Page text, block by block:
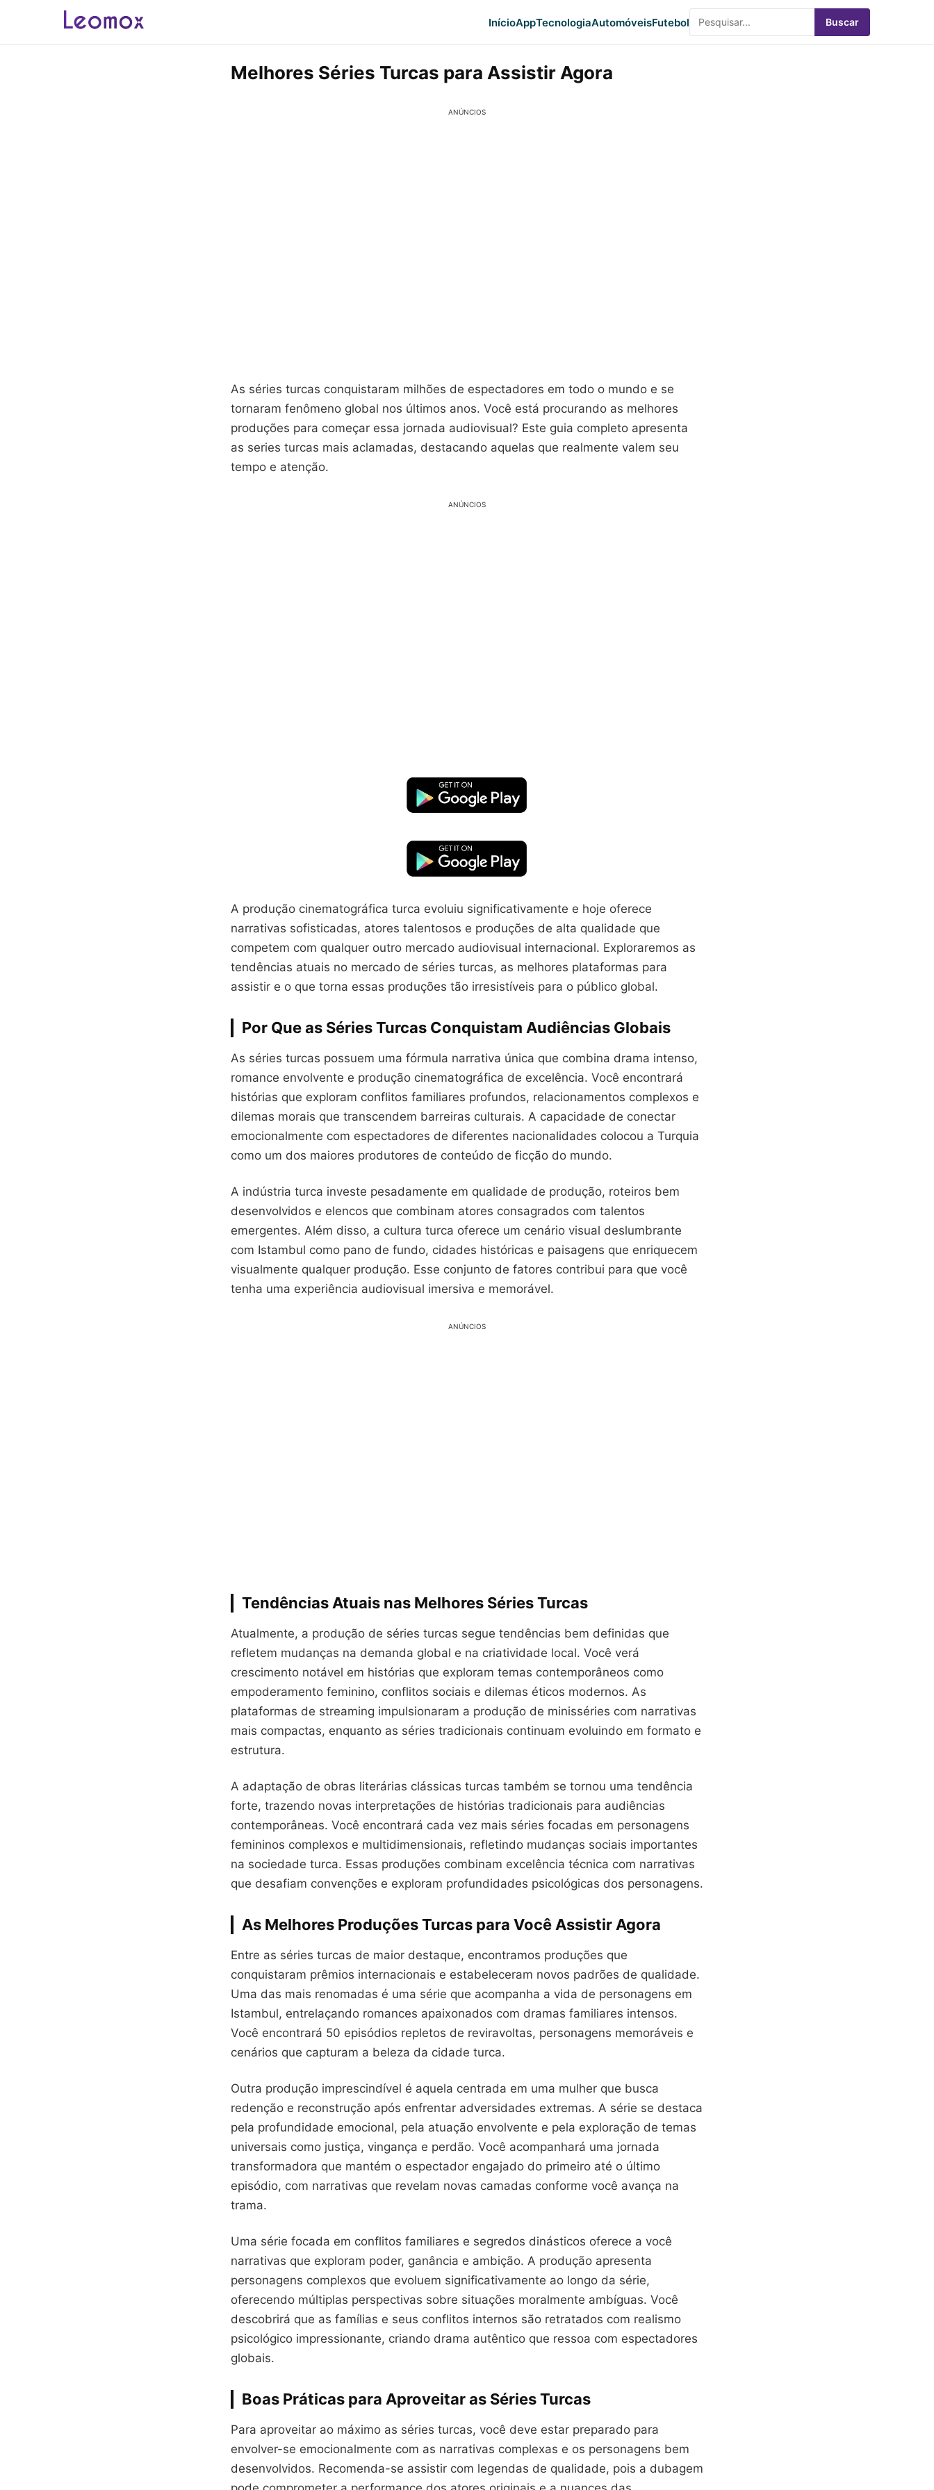
InícioAppTecnologiaAutomóveisFutebol Buscar
Melhores Séries Turcas para Assistir Agora
ANÚNCIOS
As séries turcas conquistaram milhões de espectadores em todo o mundo e se
tornaram fenômeno global nos últimos anos. Você está procurando as melhores
produções para começar essa jornada audiovisual? Este guia completo apresenta
as series turcas mais aclamadas, destacando aquelas que realmente valem seu
tempo e atenção.
ANÚNCIOS
A produção cinematográfica turca evoluiu significativamente e hoje oferece
narrativas sofisticadas, atores talentosos e produções de alta qualidade que
competem com qualquer outro mercado audiovisual internacional. Exploraremos as
tendências atuais no mercado de séries turcas, as melhores plataformas para
assistir e o que torna essas produções tão irresistíveis para o público global.
Por Que as Séries Turcas Conquistam Audiências Globais
As séries turcas possuem uma fórmula narrativa única que combina drama intenso,
romance envolvente e produção cinematográfica de excelência. Você encontrará
histórias que exploram conflitos familiares profundos, relacionamentos complexos e
dilemas morais que transcendem barreiras culturais. A capacidade de conectar
emocionalmente com espectadores de diferentes nacionalidades colocou a Turquia
como um dos maiores produtores de conteúdo de ficção do mundo.
A indústria turca investe pesadamente em qualidade de produção, roteiros bem
desenvolvidos e elencos que combinam atores consagrados com talentos
emergentes. Além disso, a cultura turca oferece um cenário visual deslumbrante
com Istambul como pano de fundo, cidades históricas e paisagens que enriquecem
visualmente qualquer produção. Esse conjunto de fatores contribui para que você
tenha uma experiência audiovisual imersiva e memorável.
ANÚNCIOS
Tendências Atuais nas Melhores Séries Turcas
Atualmente, a produção de séries turcas segue tendências bem definidas que
refletem mudanças na demanda global e na criatividade local. Você verá
crescimento notável em histórias que exploram temas contemporâneos como
empoderamento feminino, conflitos sociais e dilemas éticos modernos. As
plataformas de streaming impulsionaram a produção de minisséries com narrativas
mais compactas, enquanto as séries tradicionais continuam evoluindo em formato e
estrutura.
A adaptação de obras literárias clássicas turcas também se tornou uma tendência
forte, trazendo novas interpretações de histórias tradicionais para audiências
contemporâneas. Você encontrará cada vez mais séries focadas em personagens
femininos complexos e multidimensionais, refletindo mudanças sociais importantes
na sociedade turca. Essas produções combinam excelência técnica com narrativas
que desafiam convenções e exploram profundidades psicológicas dos personagens.
As Melhores Produções Turcas para Você Assistir Agora
Entre as séries turcas de maior destaque, encontramos produções que
conquistaram prêmios internacionais e estabeleceram novos padrões de qualidade.
Uma das mais renomadas é uma série que acompanha a vida de personagens em
Istambul, entrelaçando romances apaixonados com dramas familiares intensos.
Você encontrará 50 episódios repletos de reviravoltas, personagens memoráveis e
cenários que capturam a beleza da cidade turca.
Outra produção imprescindível é aquela centrada em uma mulher que busca
redenção e reconstrução após enfrentar adversidades extremas. A série se destaca
pela profundidade emocional, pela atuação envolvente e pela exploração de temas
universais como justiça, vingança e perdão. Você acompanhará uma jornada
transformadora que mantém o espectador engajado do primeiro até o último
episódio, com narrativas que revelam novas camadas conforme você avança na
trama.
Uma série focada em conflitos familiares e segredos dinásticos oferece a você
narrativas que exploram poder, ganância e ambição. A produção apresenta
personagens complexos que evoluem significativamente ao longo da série,
oferecendo múltiplas perspectivas sobre situações moralmente ambíguas. Você
descobrirá que as famílias e seus conflitos internos são retratados com realismo
psicológico impressionante, criando drama autêntico que ressoa com espectadores
globais.
Boas Práticas para Aproveitar as Séries Turcas
Para aproveitar ao máximo as séries turcas, você deve estar preparado para
envolver-se emocionalmente com as narrativas complexas e os personagens bem
desenvolvidos. Recomenda-se assistir com legendas de qualidade, pois a dubagem